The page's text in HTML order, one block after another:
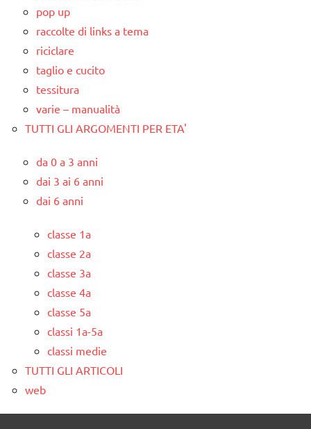
pop up
raccolte di links a tema
riciclare
taglio e cucito
tessitura
varie – manualità
TUTTI GLI ARGOMENTI PER ETA'
da 0 a 3 anni
dai 3 ai 6 anni
dai 6 anni
classe 1a
classe 2a
classe 3a
classe 4a
classe 5a
classi 1a-5a
classi medie
TUTTI GLI ARTICOLI
web